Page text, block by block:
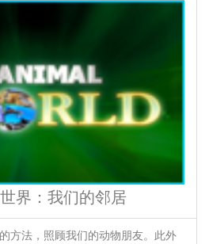
界：我们的邻居
方法，照顾我们的动物朋友。此外